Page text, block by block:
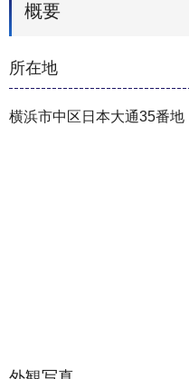
概要
所在地
横浜市中区日本大通35番地